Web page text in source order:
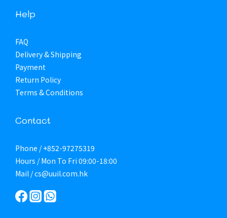
Help
FAQ
Delivery & Shipping
Payment
Return Policy
Terms & Conditions
Contact
Phone / +852-97275319
Hours / Mon To Fri 09:00-18:00
Mail / cs@uuil.com.hk